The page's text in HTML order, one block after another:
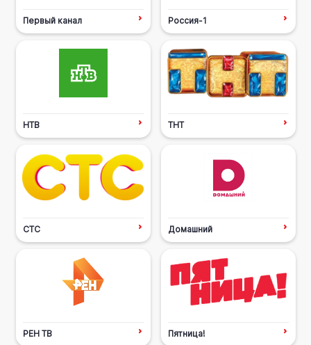
Первый канал Россия-1
НТВ ТНТ
СТС Домашний
РЕН ТВ Пятница!